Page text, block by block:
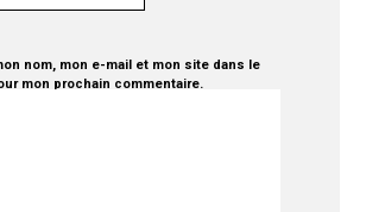
nom, mon e-mail et mon site dans le
mon prochain commentaire.